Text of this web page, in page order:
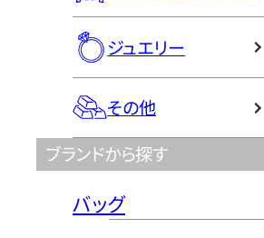
ジュエリー
その他
ブランドから探す
バッグ